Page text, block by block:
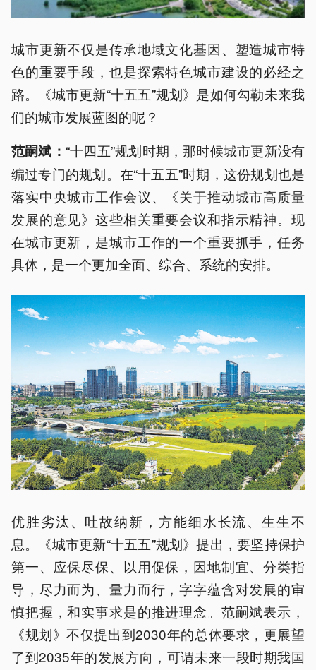
城市更新不仅是传承地域文化基因、塑造城市特
色的重要手段，也是探索特色城市建设的必经之
路。《城市更新“十五五”规划》是如何勾勒未来我
们的城市发展蓝图的呢？
范嗣斌： “十四五”规划时期，那时候城市更新没有
编过专门的规划。在“十五五”时期，这份规划也是
落实中央城市工作会议、《关于推动城市高质量
发展的意见》这些相关重要会议和指示精神。现
在城市更新，是城市工作的一个重要抓手，任务
具体，是一个更加全面、综合、系统的安排。
优胜劣汰、吐故纳新，方能细水长流、生生不
息。《城市更新“十五五”规划》提出，要坚持保护
第一、应保尽保、以用促保，因地制宜、分类指
导，尽力而为、量力而行，字字蕴含对发展的审
慎把握，和实事求是的推进理念。范嗣斌表示，
《规划》不仅提出到2030年的总体要求，更展望
了到2035年的发展方向，可谓未来一段时期我国